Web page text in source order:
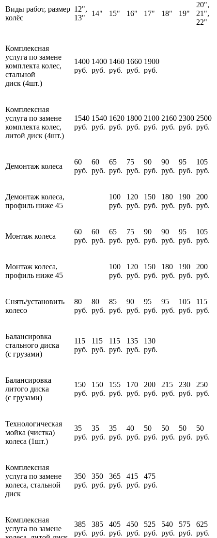
Виды работ, размер
колёс
12",
13"
14" 15" 16" 17" 18" 19"
20",
21",
22"
Комплексная
услуга по замене
комплекта колес,
стальной
диск (4шт.)
1400
руб.
1400
руб.
1460
руб.
1660
руб.
1900
руб.
Комплексная
услуга по замене
комплекта колес,
литой диск (4шт.)
1540
руб.
1540
руб.
1620
руб.
1800
руб.
2100
руб.
2160
руб.
2300
руб.
2500
руб.
Демонтаж колеса
60
руб.
60
руб.
65
руб.
75
руб.
90
руб.
90
руб.
95
руб.
105
руб.
Демонтаж колеса,
профиль ниже 45
100
руб.
120
руб.
150
руб.
180
руб.
190
руб.
200
руб.
Монтаж колеса
60
руб.
60
руб.
65
руб.
75
руб.
90
руб.
90
руб.
95
руб.
105
руб.
Монтаж колеса,
профиль ниже 45
100
руб.
120
руб.
150
руб.
180
руб.
190
руб.
200
руб.
Снять/установить
колесо
80
руб.
80
руб.
85
руб.
90
руб.
95
руб.
95
руб.
105
руб.
115
руб.
Балансировка
стального диска
(с грузами)
115
руб.
115
руб.
115
руб.
135
руб.
130
руб.
Балансировка
литого диска
(с грузами)
150
руб.
150
руб.
155
руб.
170
руб.
200
руб.
215
руб.
230
руб.
250
руб.
Технологическая
мойка (чистка)
колеса (1шт.)
35
руб.
35
руб.
35
руб.
40
руб.
50
руб.
50
руб.
50
руб.
50
руб.
Комплексная
услуга по замене
колеса, стальной
диск
350
руб.
350
руб.
365
руб.
415
руб.
475
руб.
Комплексная
услуга по замене
385
руб.
385
руб.
405
руб.
450
руб.
525
руб.
540
руб.
575
руб.
625
руб.